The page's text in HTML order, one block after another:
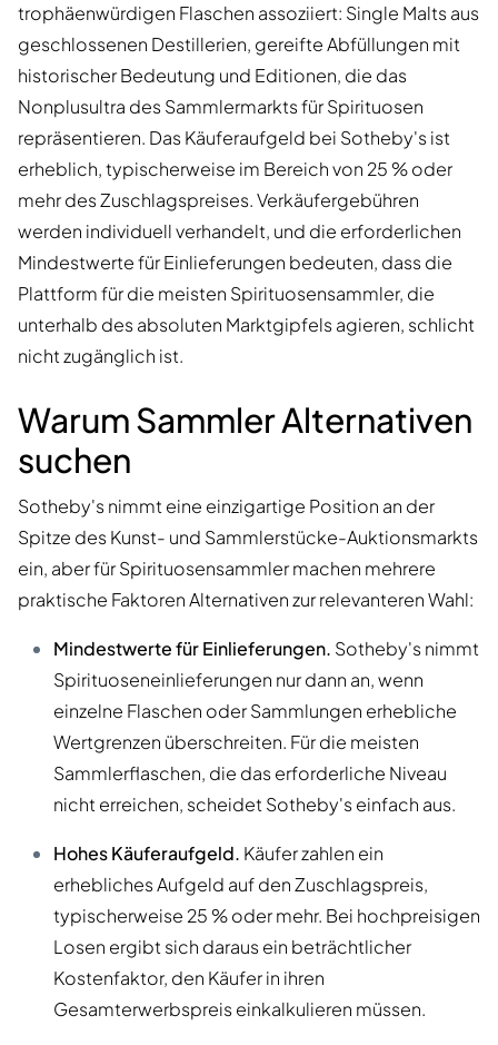
trophäenwürdigen Flaschen assoziiert: Single Malts aus
geschlossenen Destillerien, gereifte Abfüllungen mit
historischer Bedeutung und Editionen, die das
Nonplusultra des Sammlermarkts für Spirituosen
repräsentieren. Das Käuferaufgeld bei Sotheby's ist
erheblich, typischerweise im Bereich von 25 % oder
mehr des Zuschlagspreises. Verkäufergebühren
werden individuell verhandelt, und die erforderlichen
Mindestwerte für Einlieferungen bedeuten, dass die
Plattform für die meisten Spirituosensammler, die
unterhalb des absoluten Marktgipfels agieren, schlicht
nicht zugänglich ist.
Warum Sammler Alternativen
suchen
Sotheby's nimmt eine einzigartige Position an der
Spitze des Kunst- und Sammlerstücke-Auktionsmarkts
ein, aber für Spirituosensammler machen mehrere
praktische Faktoren Alternativen zur relevanteren Wahl:
Mindestwerte für Einlieferungen. Sotheby's nimmt
Spirituoseneinlieferungen nur dann an, wenn
einzelne Flaschen oder Sammlungen erhebliche
Wertgrenzen überschreiten. Für die meisten
Sammlerflaschen, die das erforderliche Niveau
nicht erreichen, scheidet Sotheby's einfach aus.
Hohes Käuferaufgeld. Käufer zahlen ein
erhebliches Aufgeld auf den Zuschlagspreis,
typischerweise 25 % oder mehr. Bei hochpreisigen
Losen ergibt sich daraus ein beträchtlicher
Kostenfaktor, den Käufer in ihren
Gesamterwerbspreis einkalkulieren müssen.